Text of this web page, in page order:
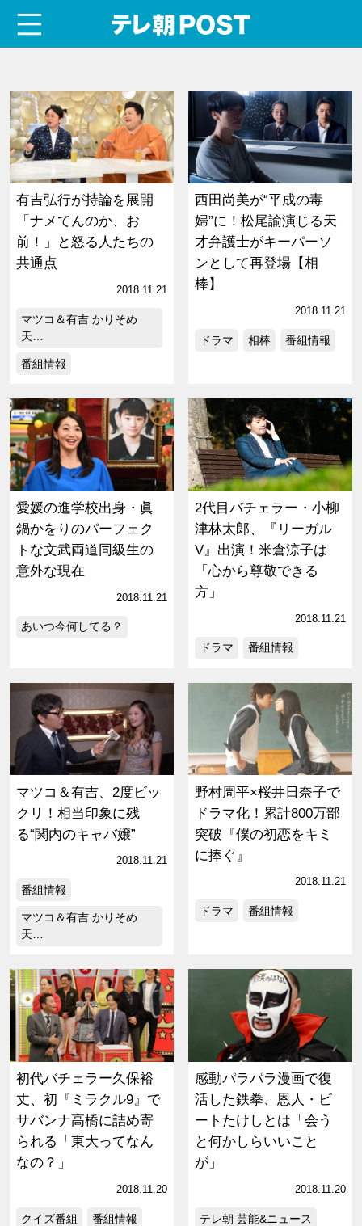
有吉弘行が持論を展開
「ナメてんのか、お
前！」と怒る人たちの
共通点
2018.11.21
マツコ＆有吉 かりそめ
天…
番組情報
西田尚美が“平成の毒
婦”に！松尾諭演じる天
才弁護士がキーパーソ
ンとして再登場【相
棒】
2018.11.21
ドラマ 相棒 番組情報
愛媛の進学校出身・眞
鍋かをりのパーフェク
トな文武両道同級生の
意外な現在
2018.11.21
あいつ今何してる？
2代目バチェラー・小柳
津林太郎、『リーガル
V』出演！米倉涼子は
「心から尊敬できる
方」
2018.11.21
ドラマ 番組情報
マツコ＆有吉、2度ビッ
クリ！相当印象に残
る“関内のキャバ嬢”
2018.11.21
番組情報
マツコ＆有吉 かりそめ
天…
野村周平×桜井日奈子で
ドラマ化！累計800万部
突破『僕の初恋をキミ
に捧ぐ』
2018.11.21
ドラマ 番組情報
初代バチェラー久保裕
丈、初『ミラクル9』で
サバンナ高橋に詰め寄
られる「東大ってなん
なの？」
2018.11.20
クイズ番組 番組情報
感動パラパラ漫画で復
活した鉄拳、恩人・ビ
ートたけしとは「会う
と何かしらいいこと
が」
2018.11.20
テレ朝 芸能&ニュース